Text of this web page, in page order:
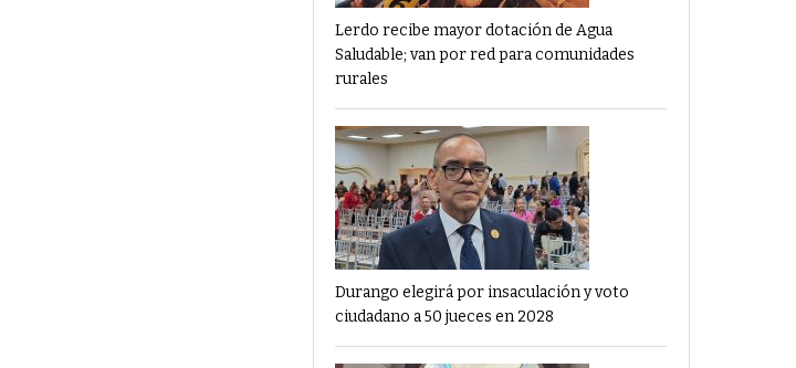
Lerdo recibe mayor dotación de Agua
Saludable; van por red para comunidades
rurales
Durango elegirá por insaculación y voto
ciudadano a 50 jueces en 2028